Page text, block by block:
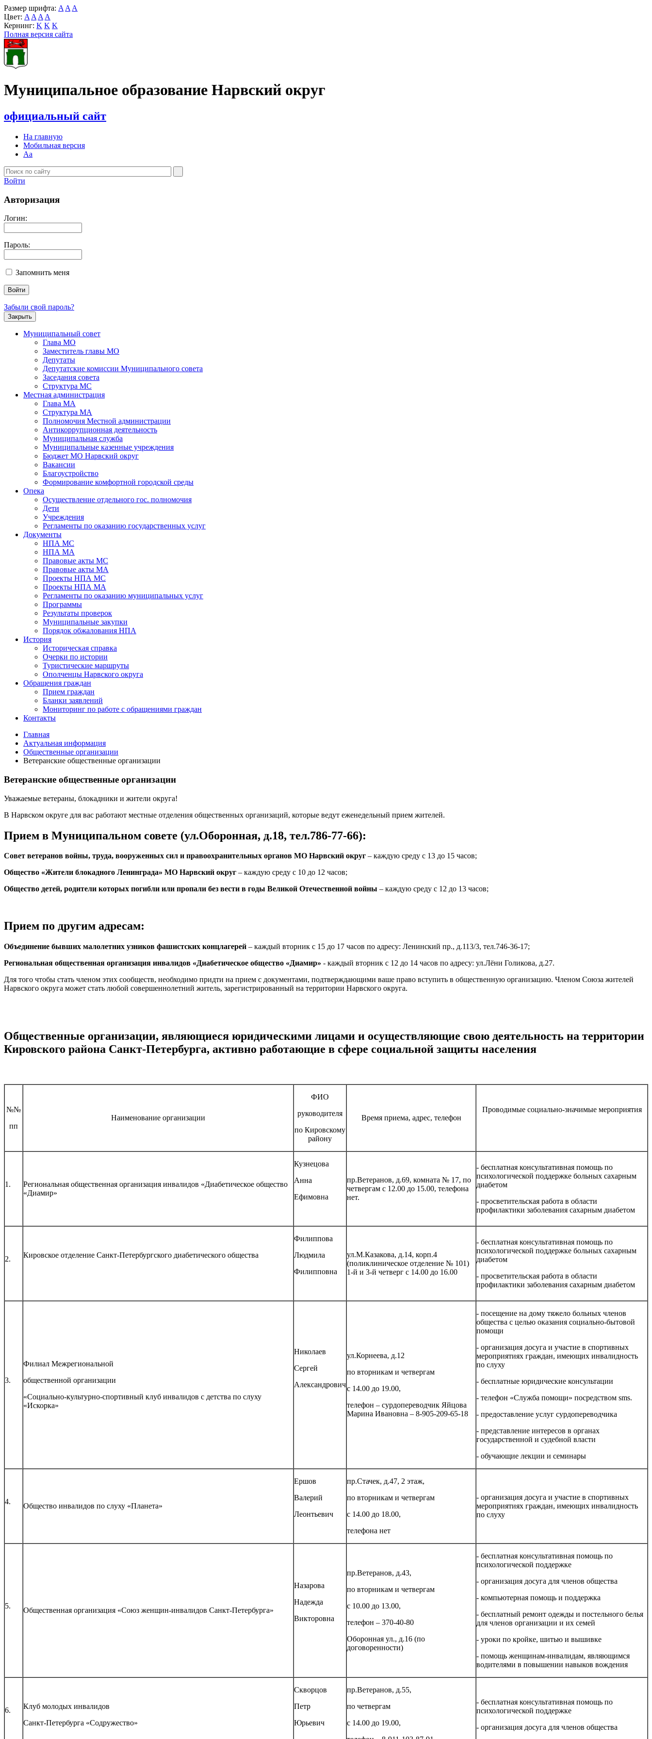
Размер шрифта: A A A
Цвет: A A A A
Кернинг: K K K
Полная версия сайта
Муниципальное образование Нарвский округ
официальный сайт
На главную
Мобильная версия
Aa
Войти
Авторизация
Логин:
Пароль:
Запомнить меня
Забыли свой пароль?
Закрыть
Муниципальный совет
Глава МО
Заместитель главы МО
Депутаты
Депутатские комиссии Муниципального совета
Заседания совета
Структура МС
Местная администрация
Глава МА
Структура МА
Полномочия Местной администрации
Антикоррупционная деятельность
Муниципальная служба
Муниципальные казенные учреждения
Бюджет МО Нарвский округ
Вакансии
Благоустройство
Формирование комфортной городской среды
Опека
Осуществление отдельного гос. полномочия
Дети
Учреждения
Регламенты по оказанию государственных услуг
Документы
НПА МС
НПА МА
Правовые акты МС
Правовые акты МА
Проекты НПА МС
Проекты НПА МА
Регламенты по оказанию муниципальных услуг
Программы
Результаты проверок
Муниципальные закупки
Порядок обжалования НПА
История
Историческая справка
Очерки по истории
Туристические маршруты
Ополченцы Нарвского округа
Обращения граждан
Прием граждан
Бланки заявлений
Мониторинг по работе с обращениями граждан
Контакты
Главная
Актуальная информация
Общественные организации
Ветеранские общественные организации
Ветеранские общественные организации
Уважаемые ветераны, блокадники и жители округа!
В Нарвском округе для вас работают местные отделения общественных организаций, которые ведут еженедельный прием жителей.
Прием в Муниципальном совете (ул.Оборонная, д.18, тел.786-77-66):
Совет ветеранов войны, труда, вооруженных сил и правоохранительных органов МО Нарвский округ – каждую среду с 13 до 15 часов;
Общество «Жители блокадного Ленинграда» МО Нарвский округ – каждую среду с 10 до 12 часов;
Общество детей, родители которых погибли или пропали без вести в годы Великой Отечественной войны – каждую среду с 12 до 13 часов;
Прием по другим адресам:
Объединение бывших малолетних узников фашистских концлагерей – каждый вторник с 15 до 17 часов по адресу: Ленинский пр., д.113/3, тел.746-36-17;
Региональная общественная организация инвалидов «Диабетическое общество «Диамир» - каждый вторник с 12 до 14 часов по адресу: ул.Лёни Голикова, д.27.
Для того чтобы стать членом этих сообществ, необходимо придти на прием с документами, подтверждающими ваше право вступить в общественную организацию. Членом Союза жителей
Нарвского округа может стать любой совершеннолетний житель, зарегистрированный на территории Нарвского округа.
Общественные организации, являющиеся юридическими лицами и осуществляющие свою деятельность на территории
Кировского района Санкт-Петербурга, активно работающие в сфере социальной защиты населения
№№
пп
Наименование организации
ФИО
руководителя
по Кировскому
району
Время приема, адрес, телефон
Проводимые социально-значимые мероприятия
1.
Региональная общественная организация инвалидов «Диабетическое общество
«Диамир»
Кузнецова
Анна
Ефимовна
пр.Ветеранов, д.69, комната № 17, по
четвергам с 12.00 до 15.00, телефона
нет.
- бесплатная консультативная помощь по
психологической поддержке больных сахарным
диабетом
- просветительская работа в области
профилактики заболевания сахарным диабетом
2. Кировское отделение Санкт-Петербургского диабетического общества
Филиппова
Людмила
Филипповна
ул.М.Казакова, д.14, корп.4
(поликлиническое отделение № 101)
1-й и 3-й четверг с 14.00 до 16.00
- бесплатная консультативная помощь по
психологической поддержке больных сахарным
диабетом
- просветительская работа в области
профилактики заболевания сахарным диабетом
3.
Филиал Межрегиональной
общественной организации
«Социально-культурно-спортивный клуб инвалидов с детства по слуху
«Искорка»
Николаев
Сергей
Александрович
ул.Корнеева, д.12
по вторникам и четвергам
с 14.00 до 19.00,
телефон – сурдопереводчик Яйцова
Марина Ивановна – 8-905-209-65-18
- посещение на дому тяжело больных членов
общества с целью оказания социально-бытовой
помощи
- организация досуга и участие в спортивных
мероприятиях граждан, имеющих инвалидность
по слуху
- бесплатные юридические консультации
- телефон «Служба помощи» посредством sms.
- предоставление услуг сурдопереводчика
- представление интересов в органах
государственной и судебной власти
- обучающие лекции и семинары
4.
Общество инвалидов по слуху «Планета»
Ершов
Валерий
Леонтьевич
пр.Стачек, д.47, 2 этаж,
по вторникам и четвергам
с 14.00 до 18.00,
телефона нет
- организация досуга и участие в спортивных
мероприятиях граждан, имеющих инвалидность
по слуху
5.
Общественная организация «Союз женщин-инвалидов Санкт-Петербурга»
Назарова
Надежда
Викторовна
пр.Ветеранов, д.43,
по вторникам и четвергам
с 10.00 до 13.00,
телефон – 370-40-80
Оборонная ул., д.16 (по
договоренности)
- бесплатная консультативная помощь по
психологической поддержке
- организация досуга для членов общества
- компьютерная помощь и поддержка
- бесплатный ремонт одежды и постельного белья
для членов организации и их семей
- уроки по кройке, шитью и вышивке
- помощь женщинам-инвалидам, являющимся
водителями в повышении навыков вождения
6.
Клуб молодых инвалидов
Санкт-Петербурга «Содружество»
Скворцов
Петр
Юрьевич
пр.Ветеранов, д.55,
по четвергам
с 14.00 до 19.00,
- бесплатная консультативная помощь по
психологической поддержке
- организация досуга для членов общества